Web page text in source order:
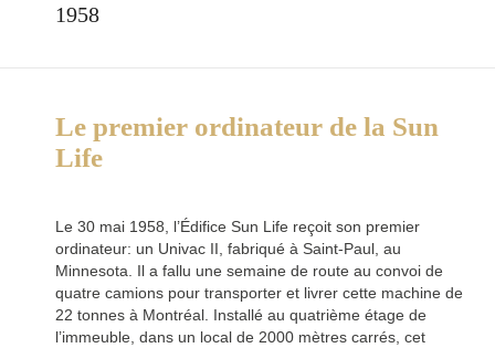
1958
Le premier ordinateur de la Sun
Life
Le 30 mai 1958, l’Édifice Sun Life reçoit son premier
ordinateur: un Univac II, fabriqué à Saint-Paul, au
Minnesota. Il a fallu une semaine de route au convoi de
quatre camions pour transporter et livrer cette machine de
22 tonnes à Montréal. Installé au quatrième étage de
l’immeuble, dans un local de 2000 mètres carrés, cet